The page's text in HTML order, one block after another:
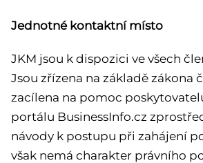
Jednotné kontaktní místo
JKM jsou k dispozici ve všech
Jsou zřízena na základě zákona
zacílena na pomoc
portálu BusinessInfo.cz
návody k postupu při zahájení
však nemá charakter právního